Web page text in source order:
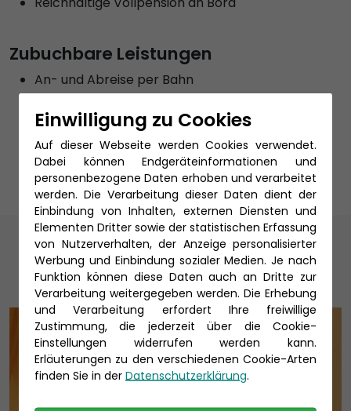
Zubuchbare Leistungen
An- und Abreise per Bahn
Ausflugspaket
Getränkepaket
PKW Stellplatz
Reiseschutz
Unsere Reiseexperten
Einwilligung zu Cookies
Auf dieser Webseite werden Cookies verwendet.
Dabei können Endgeräteinformationen und
personenbezogene Daten erhoben und verarbeitet
werden. Die Verarbeitung dieser Daten dient der
Einbindung von Inhalten, externen Diensten und
Elementen Dritter sowie der statistischen Erfassung
von Nutzerverhalten, der Anzeige personalisierter
Werbung und Einbindung sozialer Medien. Je nach
Funktion können diese Daten auch an Dritte zur
Verarbeitung weitergegeben werden. Die Erhebung
und Verarbeitung erfordert Ihre freiwillige
Zustimmung, die jederzeit über die Cookie-
Einstellungen widerrufen werden kann.
Erläuterungen zu den verschiedenen Cookie-Arten
finden Sie in der Datenschutzerklärung.